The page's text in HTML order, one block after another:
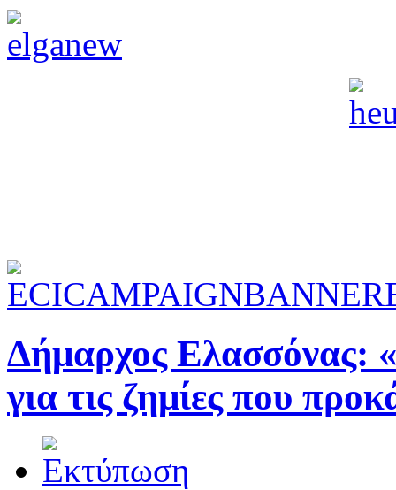
Δήμαρχος Ελασσόνας:
για τις ζημίες που